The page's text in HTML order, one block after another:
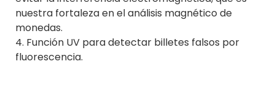
nuestra fortaleza en el análisis magnético de
monedas.
4. Función UV para detectar billetes falsos por
fluorescencia.